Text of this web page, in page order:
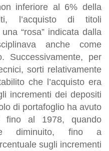
inferiore al 6% della
l’acquisto di titoli
“rosa” indicata dalla
anche come
Successivamente, per
sorti relativamente
che l’acquisto era
incrementi dei depositi
di portafoglio ha avuto
fino al 1978, quando
diminuito, fino a
sugli incrementi